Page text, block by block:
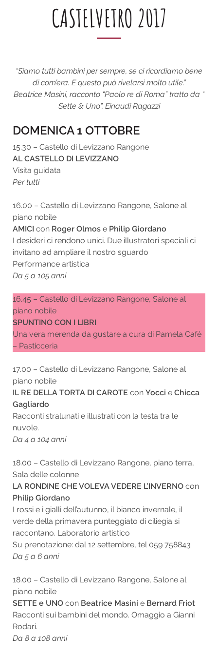
CASTELVETRO 2017
“Siamo tutti bambini per sempre, se ci ricordiamo bene
di com’era. E questo può rivelarsi molto utile.”
Beatrice Masini, racconto “Paolo re di Roma” tratto da “
Sette & Uno”, Einaudi Ragazzi
DOMENICA 1 OTTOBRE
15.30 – Castello di Levizzano Rangone
AL CASTELLO DI LEVIZZANO
Visita guidata
Per tutti
16.00 – Castello di Levizzano Rangone, Salone al
piano nobile
AMICI con Roger Olmos e Philip Giordano
I desideri ci rendono unici. Due illustratori speciali ci
invitano ad ampliare il nostro sguardo
Performance artistica
Da 5 a 105 anni
16.45 – Castello di Levizzano Rangone, Salone al
piano nobile
SPUNTINO CON I LIBRI
Una vera merenda da gustare a cura di Pamela Cafè
– Pasticceria
17.00 – Castello di Levizzano Rangone, Salone al
piano nobile
IL RE DELLA TORTA DI CAROTE conYocci eChicca
Gagliardo
Racconti stralunati e illustrati con la testa tra le
nuvole.
Da 4 a 104 anni
18.00 – Castello di Levizzano Rangone, piano terra,
Sala delle colonne
LA RONDINE CHE VOLEVA VEDERE L’INVERNO con
Philip Giordano
I rossi e i gialli dell’autunno, il bianco invernale, il
verde della primavera punteggiato di ciliegia si
raccontano. Laboratorio artistico
Su prenotazione: dal 12 settembre, tel 059 758843
Da 5 a 6 anni
18.00 – Castello di Levizzano Rangone, Salone al
piano nobile
SETTE e UNO con Beatrice Masini e Bernard Friot
Racconti sui bambini del mondo. Omaggio a Gianni
Rodari.
Da 8 a 108 anni